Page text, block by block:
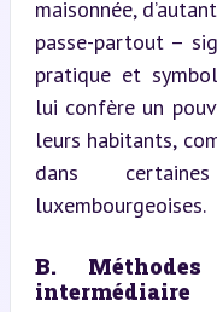
maisonnée,
passe-partout –
pratique et
lui confère un
leurs habitants,
dans
luxembourgeoises.
B.
intermédiaire